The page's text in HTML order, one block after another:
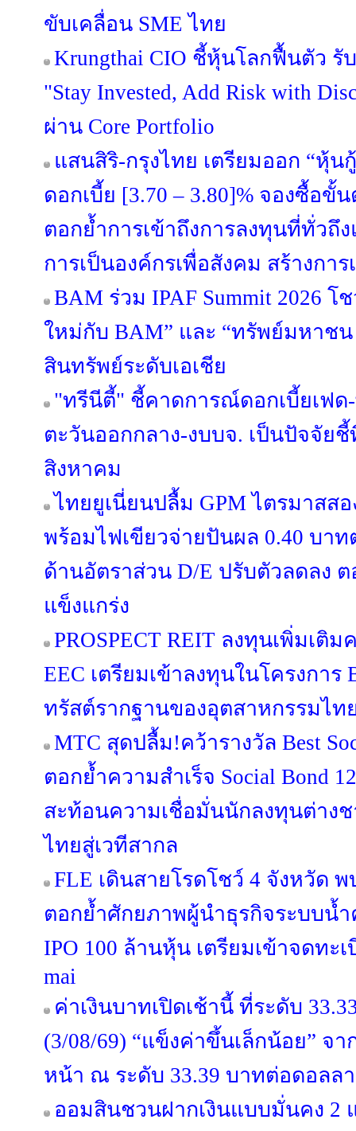
ขับเคลื่อน SME ไทย
Krungthai CIO ชี้หุ้นโลกฟื้นตัว
"Stay Invested, Add Risk with
ผ่าน Core Portfolio
แสนสิริ-กรุงไทย เตรียมออก “หุ้
ดอกเบี้ย [3.70 – 3.80]% จองซื้อขั้
ตอกย้ำการเข้าถึงการลงทุนที่ทั่วถึ
การเป็นองค์กรเพื่อสังคม สร้างกา
BAM ร่วม IPAF Summit 2026 โ
ใหม่กับ BAM” และ “ทรัพย์มหาชน
สินทรัพย์ระดับเอเชีย
"ทรีนีตี้" ชี้คาดการณ์ดอกเบี้ยเฟ
ตะวันออกกลาง-งบบจ. เป็นปัจจัย
สิงหาคม
ไทยยูเนี่ยนปลื้ม GPM ไตรมาสส
พร้อมไฟเขียวจ่ายปันผล 0.40 บา
ด้านอัตราส่วน D/E ปรับตัวลดลง ต
แข็งแกร่ง
PROSPECT REIT ลงทุนเพิ่มเติ
EEC เตรียมเข้าลงทุนในโครงการ
ทรัสต์รากฐานของอุตสาหกรรมไท
MTC สุดปลื้ม!คว้ารางวัล Best
ตอกย้ำความสำเร็จ Social Bond
สะท้อนความเชื่อมั่นนักลงทุนต่าง
ไทยสู่เวทีสากล
FLE เดินสายโรดโชว์ 4 จังหวัด
ตอกย้ำศักยภาพผู้นำธุรกิจระบบน้
IPO 100 ล้านหุ้น เตรียมเข้าจดท
mai
ค่าเงินบาทเปิดเช้านี้ ที่ระดับ
(3/08/69) “แข็งค่าขึ้นเล็กน้อย” จ
หน้า ณ ระดับ 33.39 บาทต่อดอลล
ออมสินชวนฝากเงินแบบมั่นคง 2